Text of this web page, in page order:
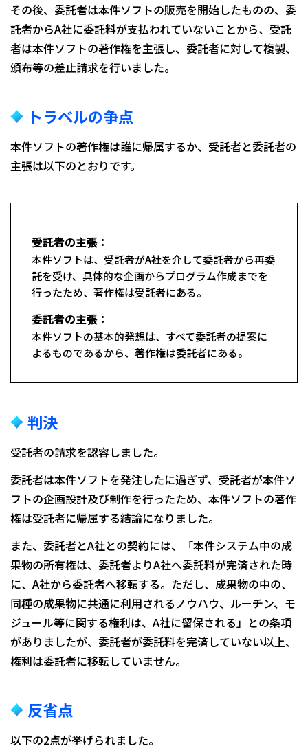
その後、委託者は本件ソフトの販売を開始したものの、委
託者からA社に委託料が支払われていないことから、受託
者は本件ソフトの著作権を主張し、委託者に対して複製、
頒布等の差止請求を行いました。
トラベルの争点
本件ソフトの著作権は誰に帰属するか、受託者と委託者の
主張は以下のとおりです。
受託者の主張：
本件ソフトは、受託者がA社を介して委託者から再委
託を受け、具体的な企画からプログラム作成までを
行ったため、著作権は受託者にある。
委託者の主張：
本件ソフトの基本的発想は、すべて委託者の提案に
よるものであるから、著作権は委託者にある。
判決
受託者の請求を認容しました。
委託者は本件ソフトを発注したに過ぎず、受託者が本件ソ
フトの企画設計及び制作を行ったため、本件ソフトの著作
権は受託者に帰属する結論になりました。
また、委託者とA社との契約には、「本件システム中の成
果物の所有権は、委託者よりA社へ委託料が完済された時
に、A社から委託者へ移転する。ただし、成果物の中の、
同種の成果物に共通に利用されるノウハウ、ルーチン、モ
ジュール等に関する権利は、A社に留保される」との条項
がありましたが、委託者が委託料を完済していない以上、
権利は委託者に移転していません。
反省点
以下の2点が挙げられました。